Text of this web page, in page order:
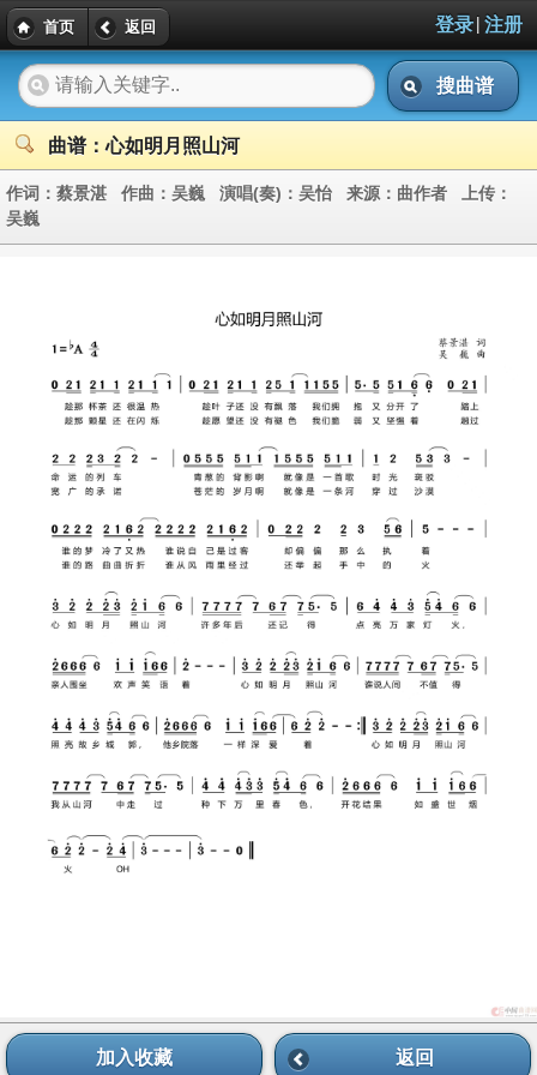
首页 返回 登录| 注册
搜曲谱
曲谱：心如明月照山河
作词： 蔡景湛 作曲： 吴巍 演唱(奏)： 吴怡 来源： 曲作者 上传：
吴巍
加入收藏 返回